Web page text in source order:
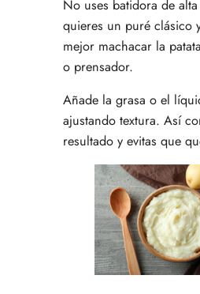
No uses batidora de
quieres un puré clásico
mejor machacar la
o prensador.
Añade la grasa o el
ajustando textura. Así
resultado y evitas que